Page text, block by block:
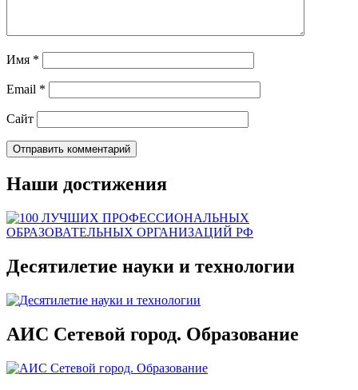
Имя *
Email *
Сайт
Наши достижения
Десятилетие науки и технологии
АИС Сетевой город. Образование